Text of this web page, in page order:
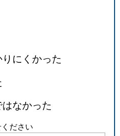
にくかった
なかった
ださい